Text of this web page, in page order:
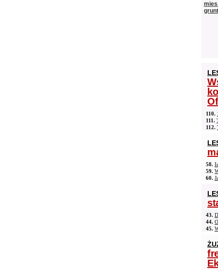
110.
111.
112.
58.
59.
60.
43.
44.
45.